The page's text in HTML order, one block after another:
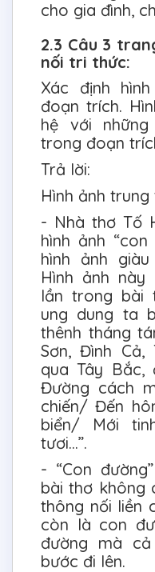
cho gia đình,
2.3 Câu 3
nối tri thức:
Xác định
đoạn trích.
hệ với
trong đoạn
Trả lời:
Hình ảnh
- Nhà thơ Tố
hình ảnh
hình ảnh
Hình ảnh này
lần trong bài
ung dung ta
thênh tháng
Sơn, Đình
qua Tây Bắc,
Đường cách
chiến/ Đến
biển/ Mới
tươi…”.
- “Con
bài thơ không
thông nối liền
còn là con
đường mà
bước đi lên.